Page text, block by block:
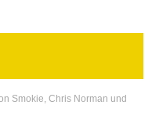
Smokie, Chris Norman und